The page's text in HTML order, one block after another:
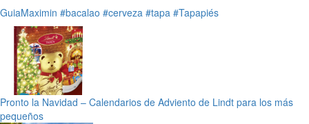
GuiaMaximin #bacalao #cerveza #tapa #Tapapiés
Pronto la Navidad – Calendarios de Adviento de Lindt para los más
pequeños